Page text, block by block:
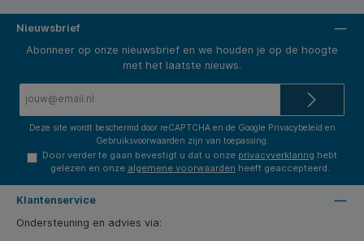
Nieuwsbrief
Abonneer op onze nieuwsbrief en we houden je op de hoogte
met het laatste nieuws.
Deze site wordt beschermd door reCAPTCHA en de Google Privacybeleid en
Gebruiksvoorwaarden zijn van toepassing.
Door verder te gaan bevestigt u dat u onze privacyverklaring hebt
gelezen en onze algemene voorwaarden heeft geaccepteerd.
Klantenservice
Ondersteuning en advies via: